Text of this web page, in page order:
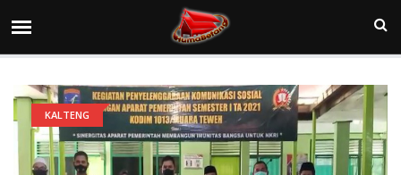
KALTENG